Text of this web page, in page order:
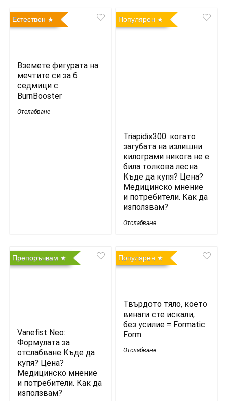
Естествен
Вземете фигурата на
мечтите си за 6
седмици с
BurnBooster
Отслабване
Популярен
Triapidix300: когато
загубата на излишни
килограми никога не е
била толкова лесна
Къде да купя? Цена?
Медицинско мнение
и потребители. Как да
използвам?
Отслабване
Препоръчвам
Vanefist Neo:
Формулата за
отслабване Къде да
купя? Цена?
Медицинско мнение
и потребители. Как да
използвам?
Популярен
Твърдото тяло, което
винаги сте искали,
без усилие = Formatic
Form
Отслабване